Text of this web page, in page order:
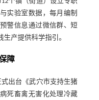
实验室数据，每月编制
警信息通过微信群、短
产提供科学指引。
障
出台《武穴市支持生猪
死畜禽无害化处理冷藏